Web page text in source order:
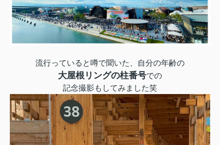
流行っていると噂で聞いた、自分の年齢の
大屋根リングの柱番号での
記念撮影もしてみました笑